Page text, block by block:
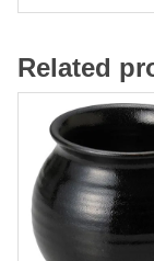
能
※
積
）
Related